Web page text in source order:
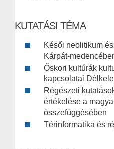
KUTATÁSI TÉMA
Késői neolitikum
Kárpát-
Őskori kultúrák
kapcsolatai
Régészeti
értékelése a
összefüggésében
Térinformatika és